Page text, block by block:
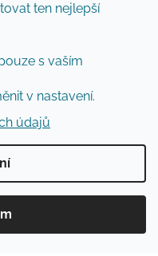
ten nejlepší
s vaším
v nastavení.
údajů
podmínkami
cookies